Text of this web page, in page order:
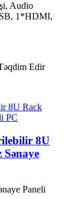
Audio
1*HDMI,
Edir
8U
Paneli